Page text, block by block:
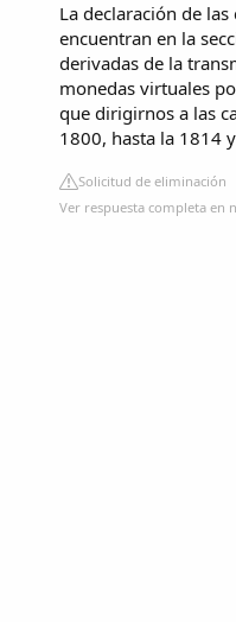
La declaración de
encuentran en la
derivadas de la
monedas virtuales
que dirigirnos a las
1800, hasta la 1814
Solicitud de eliminación
Ver respuesta completa en